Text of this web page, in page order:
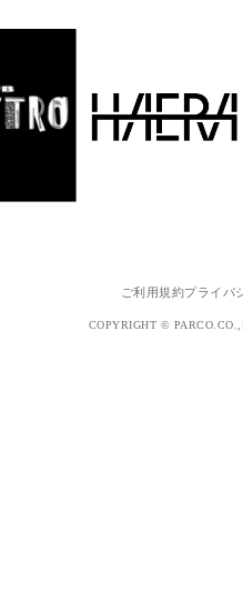
ご利用規約プライバ
COPYRIGHT ©